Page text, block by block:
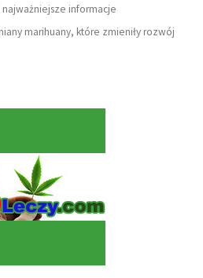
najważniejsze informacje
marihuany, które zmieniły rozwój